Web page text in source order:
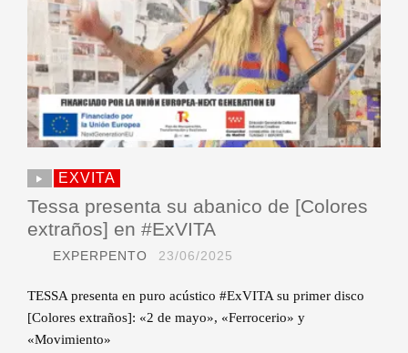
EXVITA
Tessa presenta su abanico de [Colores
extraños] en #ExVITA
EXPERPENTO 23/06/2025
TESSA presenta en puro acústico #ExVITA su primer disco
[Colores extraños]: «2 de mayo», «Ferrocerio» y
«Movimiento»